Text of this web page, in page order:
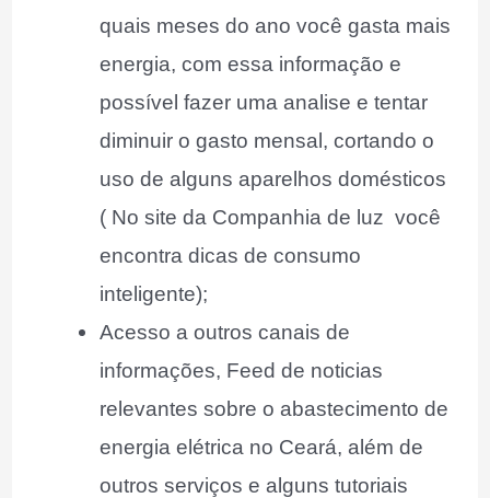
quais meses do ano você gasta mais
energia, com essa informação e
possível fazer uma analise e tentar
diminuir o gasto mensal, cortando o
uso de alguns aparelhos domésticos
( No site da Companhia de luz você
encontra dicas de consumo
inteligente);
Acesso a outros canais de
informações, Feed de noticias
relevantes sobre o abastecimento de
energia elétrica no Ceará, além de
outros serviços e alguns tutoriais